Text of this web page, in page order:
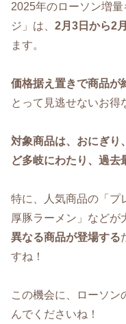
2025年のローソン増
ジ」は、 2月3日から2
ます。
価格据え置きで商品が
とって見逃せないお得
対象商品は、おにぎり
ど多岐にわたり、過去
特に、人気商品の「プ
厚豚ラーメン」などが
異なる商品が登場する
すね！
この機会に、ローソン
んでくださいね！